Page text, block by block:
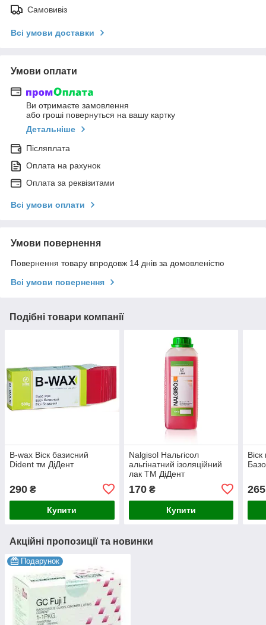
Самовивіз
Всі умови доставки
Умови оплати
Ви отримаєте замовлення
або гроші повернуться на вашу картку
Детальніше
Післяплата
Оплата на рахунок
Оплата за реквізитами
Всі умови оплати
Умови повернення
Повернення товару впродовж 14 днів за домовленістю
Всі умови повернення
Подібні товари компанії
B-wax Віск базисний
Dident тм ДіДент
290 ₴
Купити
Nalgisol Нальгісол
альгінатний ізоляційний
лак ТМ ДіДент
170₴
Купити
265
Акційні пропозиції та новинки
Подарунок